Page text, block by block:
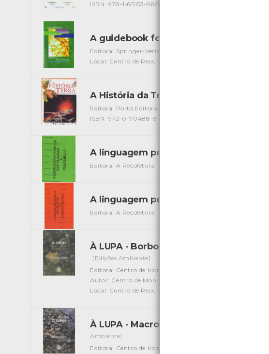
ISBN: 978-1-85153-880-5
A guidebook for integrated Ecological
Editora: Springer-Verlag New York, Inc.
Local: Centro de Recursos do CMIA
A História da Terra, Geologia, Ecologia,
Editora: Porto Editora
ISBN: 972-0-70488-8
A linguagem perdida das plantas - 1 -
Editora: A Recoletora
A linguagem perdida das plantas- 2 -
Editora: A Recoletora
À LUPA - Borboletas: animais ímpares
[Edições Ambiente]
Editora: Centro de Monitorização e Interpretação
Autor: Centro de Monitorização e Interpretação Ambiental
Local: Centro de Recursos do CMIA e Centro de
À LUPA - Macroalgas marinhas, uma
Ambiente]
Editora: Centro de Monitorização e Interpretação